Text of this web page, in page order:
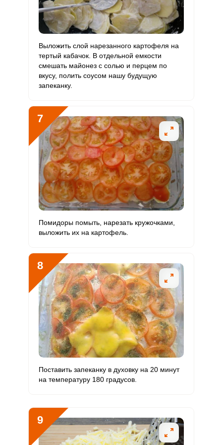
Выложить слой нарезанного картофеля на
тертый кабачок. В отдельной емкости
смешать майонез с солью и перцем по
вкусу, полить соусом нашу будущую
запеканку.
7
Помидоры помыть, нарезать кружочками,
выложить их на картофель.
8
Поставить запеканку в духовку на 20 минут
на температуру 180 градусов.
9